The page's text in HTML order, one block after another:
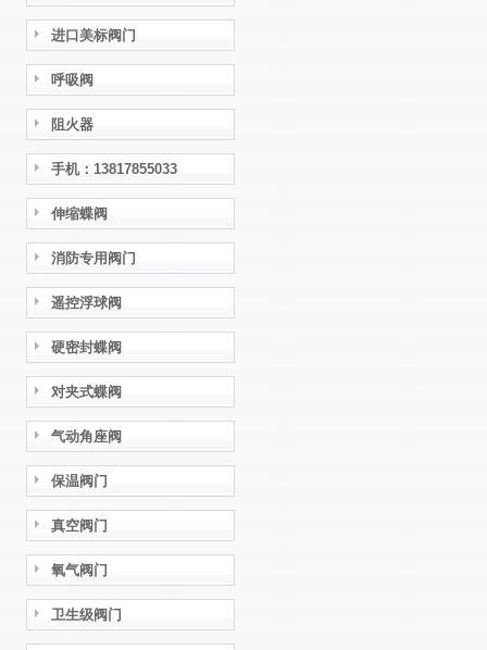
进口美标阀门
呼吸阀
阻火器
手机：13817855033
伸缩蝶阀
消防专用阀门
遥控浮球阀
硬密封蝶阀
对夹式蝶阀
气动角座阀
保温阀门
真空阀门
氧气阀门
卫生级阀门